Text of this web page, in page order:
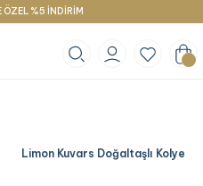
ÖZEL %5 İNDİRİM
Limon Kuvars Doğaltaşlı Kolye